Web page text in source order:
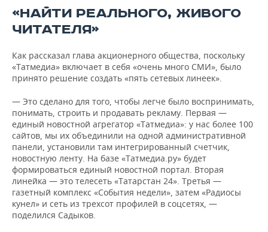
«НАЙТИ РЕАЛЬНОГО, ЖИВОГО
ЧИТАТЕЛЯ»
Как рассказал глава акционерного общества, поскольку
«Татмедиа» включает в себя «очень много СМИ», было
принято решение создать «пять сетевых линеек».
— Это сделано для того, чтобы легче было воспринимать,
понимать, строить и продавать рекламу. Первая —
единый новостной агрегатор «Татмедиа»: у нас более 100
сайтов, мы их объединили на одной административной
панели, установили там интегрированный счетчик,
новостную ленту. На базе «Татмедиа.ру» будет
формироваться единый новостной портал. Вторая
линейка — это телесеть «Татарстан 24». Третья —
газетный комплекс «События недели», затем «Радиосы
кунел» и сеть из трехсот профилей в соцсетях, —
поделился Садыков.